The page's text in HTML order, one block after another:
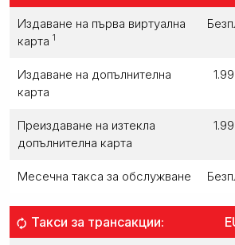
Издаване на първа виртуална
карта 1
Издаване на допълнителна
карта
Преиздаване на изтекла
допълнителна карта
Месечна такса за обслужване
Такси за трансакции: